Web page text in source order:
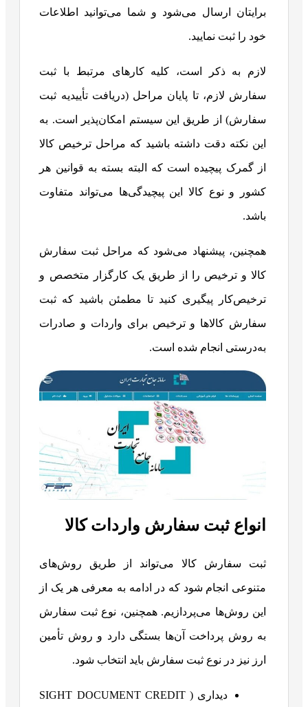
برایتان ارسال می‌شود و شما می‌توانید اطلاعات
خود را ثبت نمایید.
لازم به ذکر است، کلیه کارهای مرتبط با ثبت
سفارش لازم، تا پایان مراحل (دریافت تأییدیه ثبت
سفارش) از طریق این سیستم امکان‌پذیر است. به
این نکته دقت داشته باشید که مراحل ترخیص کالا
از گمرک پیچیده است که البته بسته به قوانین هر
کشور و نوع کالا این پیچیدگی‌ها می‌تواند متفاوت
باشد.
همچنین، پیشنهاد می‌شود که مراحل ثبت سفارش
کالا و ترخیص را از طریق یک کارگزار متخصص و
ترخیص‌کار پیگیری کنید تا مطمئن باشید که ثبت
سفارش کالاها و ترخیص برای واردات و صادرات
به‌درستی انجام شده است.
انواع ثبت سفارش واردات کالا
ثبت سفارش کالا می‌تواند از طریق روش‌های
متنوعی انجام شود که در ادامه به معرفی هر یک از
این روش‌ها می‌پردازیم. همچنین، نوع ثبت سفارش
به روش پرداخت آن‌ها بستگی دارد و روش تأمین
ارز نیز در نوع ثبت سفارش باید انتخاب شود.
دیداری ( SIGHT DOCUMENT CREDIT